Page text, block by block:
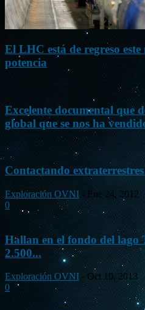
El LHC está de regreso
potencia
Excelente documental que
global que se nos ha
Contactando
Exploración OVNI - Ene 24, 2012
0
Hallan en el fondo del lago
2.500...
Exploración OVNI - Oct 10, 2013
0